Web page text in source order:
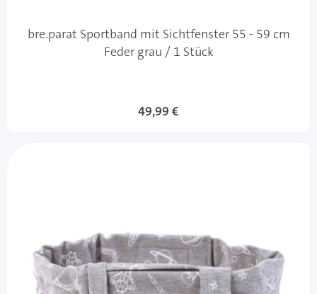
bre.parat Sportband mit Sichtfenster 55 - 59 cm
Feder grau / 1 Stück
49,99 €